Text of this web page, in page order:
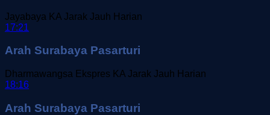
Jayabaya KA Jarak Jauh Harian
17:21
Arah Surabaya Pasarturi
Dharmawangsa Ekspres KA Jarak Jauh Harian
18:16
Arah Surabaya Pasarturi